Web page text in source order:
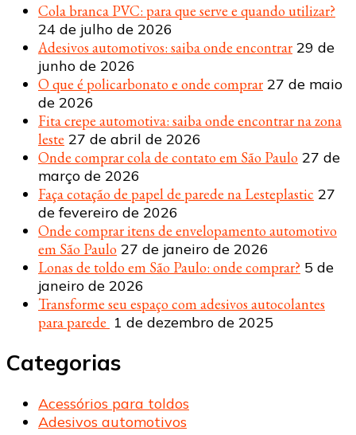
Cola branca PVC: para que serve e quando utilizar?
24 de julho de 2026
Adesivos automotivos: saiba onde encontrar 29 de
junho de 2026
O que é policarbonato e onde comprar 27 de maio
de 2026
Fita crepe automotiva: saiba onde encontrar na zona
leste 27 de abril de 2026
Onde comprar cola de contato em São Paulo 27 de
março de 2026
Faça cotação de papel de parede na Lesteplastic 27
de fevereiro de 2026
Onde comprar itens de envelopamento automotivo
em São Paulo 27 de janeiro de 2026
Lonas de toldo em São Paulo: onde comprar? 5 de
janeiro de 2026
Transforme seu espaço com adesivos autocolantes
para parede 1 de dezembro de 2025
Categorias
Acessórios para toldos
Adesivos automotivos